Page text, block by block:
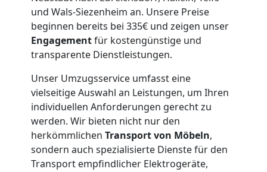
und Wals-Siezenheim an. Unsere Preise
beginnen bereits bei 335€ und zeigen unser
Engagementfür kostengünstige und
transparente Dienstleistungen.
Unser Umzugsservice umfasst eine
vielseitige Auswahl an Leistungen, um Ihren
individuellen Anforderungen gerecht zu
werden. Wir bieten nicht nur den
herkömmlichen Transport von Möbeln,
sondern auch spezialisierte Dienste für den
Transport empfindlicher Elektrogeräte,
Beiladung
Wiener
Neustadt
Mini